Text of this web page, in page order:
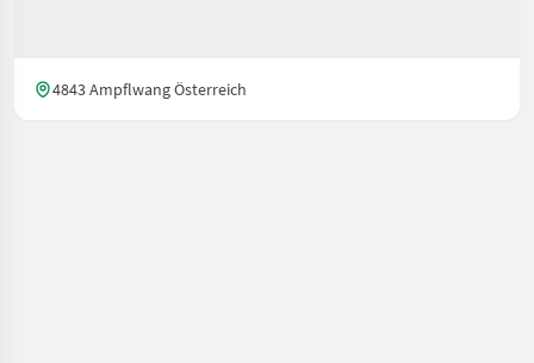
4843 Ampflwang Österreich